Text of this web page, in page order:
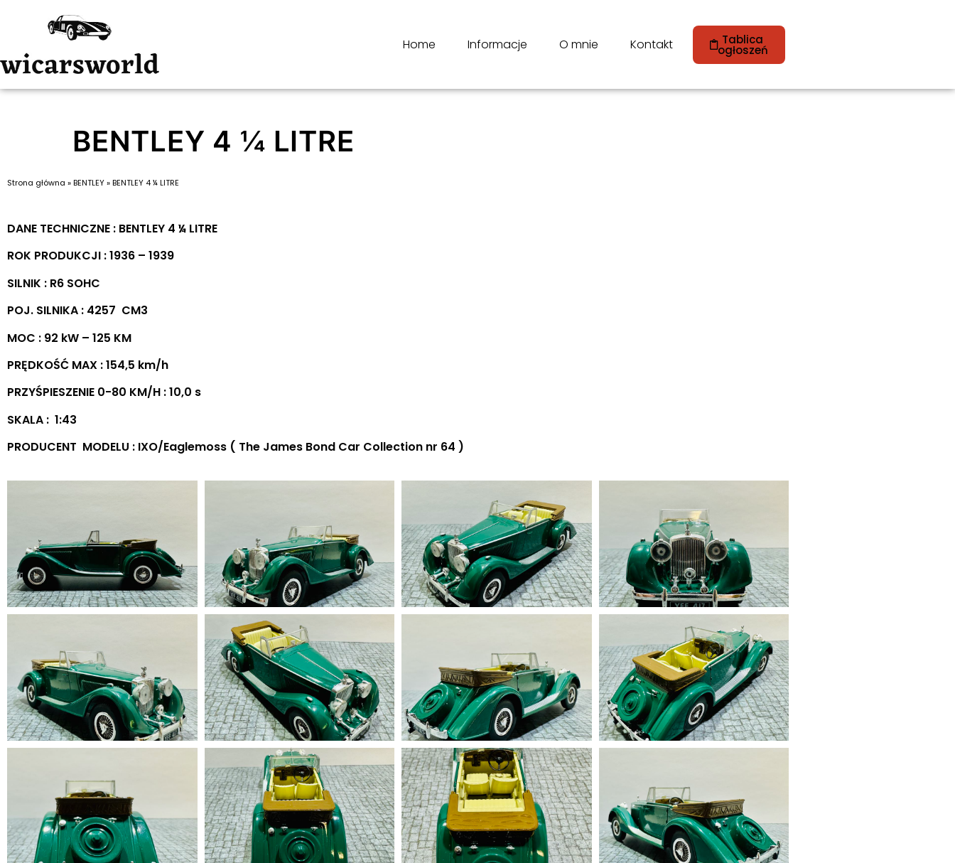
Home Informacje O mnie Kontakt Tablica
ogłoszeń
BENTLEY 4 ¼ LITRE
Strona główna »BENTLEY»BENTLEY 4 ¼ LITRE
DANE TECHNICZNE : BENTLEY 4 ¼ LITRE
ROK PRODUKCJI : 1936 – 1939
SILNIK : R6 SOHC
POJ. SILNIKA : 4257 CM3
MOC : 92 kW – 125 KM
PRĘDKOŚĆ MAX : 154,5 km/h
PRZYŚPIESZENIE 0-80 KM/H : 10,0 s
SKALA : 1:43
PRODUCENT MODELU : IXO/Eaglemoss ( The James Bond Car Collection nr 64 )